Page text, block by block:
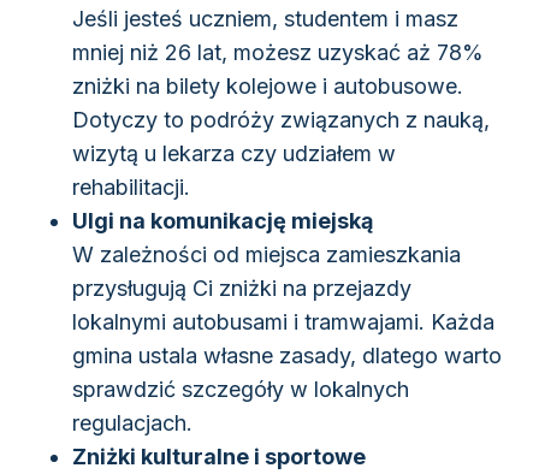
Jeśli jesteś uczniem, studentem i masz
mniej niż 26 lat, możesz uzyskać aż 78%
zniżki na bilety kolejowe i autobusowe.
Dotyczy to podróży związanych z nauką,
wizytą u lekarza czy udziałem w
rehabilitacji.
Ulgi na komunikację miejską
W zależności od miejsca zamieszkania
przysługują Ci zniżki na przejazdy
lokalnymi autobusami i tramwajami. Każda
gmina ustala własne zasady, dlatego warto
sprawdzić szczegóły w lokalnych
regulacjach.
Zniżki kulturalne i sportowe